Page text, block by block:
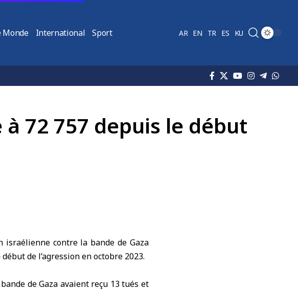
Monde International Sport AR EN TR ES KU
à 72 757 depuis le début
israélienne contre la bande deGaza
de l’agression en octobre 2023.
de Gaza avaient reçu 13 tués et